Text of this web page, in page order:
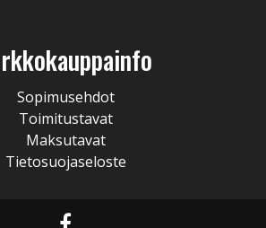
Sopimusehdot
Toimitustavat
Maksutavat
Tietosuojaseloste